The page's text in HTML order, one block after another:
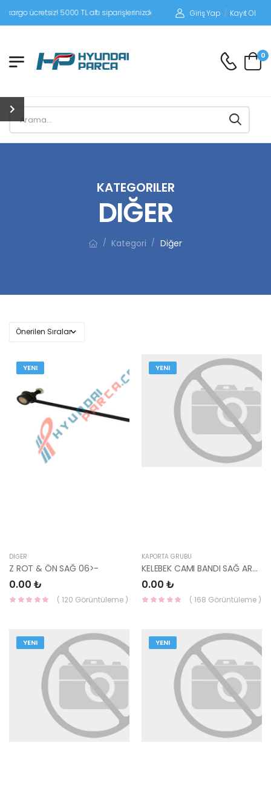
5000 TL altı siparişlerinizde siparişleriniz alıcı ödemeli gönderilir.
Giriş Yap / Kayıt Ol
0
KATEGORILER
DIĞER
/ Kategori / Diğer
YENI
DIĞER
Z ROT & ÖN SAĞ 06>-
0.00 ₺
( 120 Görüntüleme )
YENI
KAPORTA GRUBU
KELEBEK CAMI BANDI SAĞ ARKA KAPI ŞERİT 86393-G2000-HMC
0.00 ₺
( 168 Görüntüleme )
YENI YENI